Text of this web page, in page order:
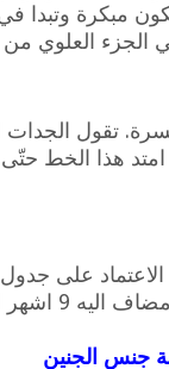
مبكرة وتبدا في
الجزء العلوي
تقول الجدات
امتد هذا الخط
الاعتماد على
عمر الام والاشهر حيث
جنس الجنين